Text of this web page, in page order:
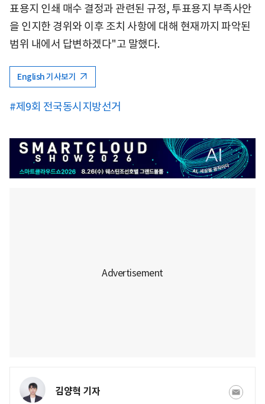
표용지 인쇄 매수 결정과 관련된 규정, 투표용지 부족사안
을 인지한 경위와 이후 조치 사항에 대해 현재까지 파악된
범위 내에서 답변하겠다"고 말했다.
English 기사보기
#제9회 전국동시지방선거
김양혁 기자